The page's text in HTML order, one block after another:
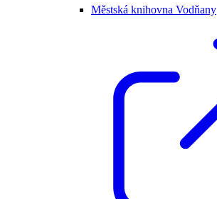
Městská knihovna Vodňany